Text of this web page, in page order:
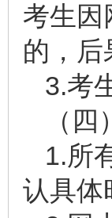
考生因
的，后
3.考
（
1.所
认具体